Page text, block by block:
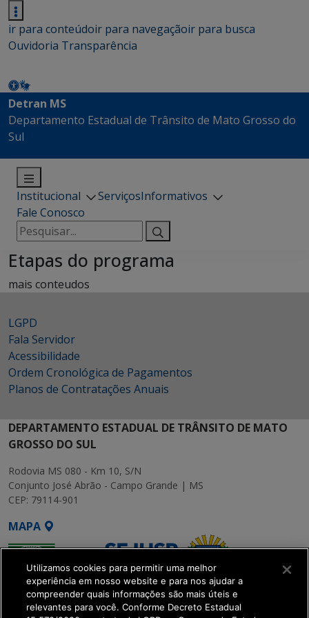
ir para conteúdoir para navegaçãoir para busca
Ouvidoria Transparência
Detran MS
Departamento Estadual de Trânsito de Mato Grosso do
Sul
Institucional ServiçosInformativos
Fale Conosco
Pesquisar
por:
Etapas do programa
mais conteudos
LGPD
Fala Servidor
Acessibilidade
Ordem Cronológica de Pagamentos
Planos de Contratações Anuais
DEPARTAMENTO ESTADUAL DE TRÂNSITO DE MATO
GROSSO DO SUL
Rodovia MS 080 - Km 10, S/N
Conjunto José Abrão - Campo Grande | MS
CEP: 79114-901
MAPA
Utilizamos cookies para permitir uma melhor
experiência em nosso website e para nos ajudar a
compreender quais informações são mais úteis e
relevantes para você. Conforme Decreto Estadual